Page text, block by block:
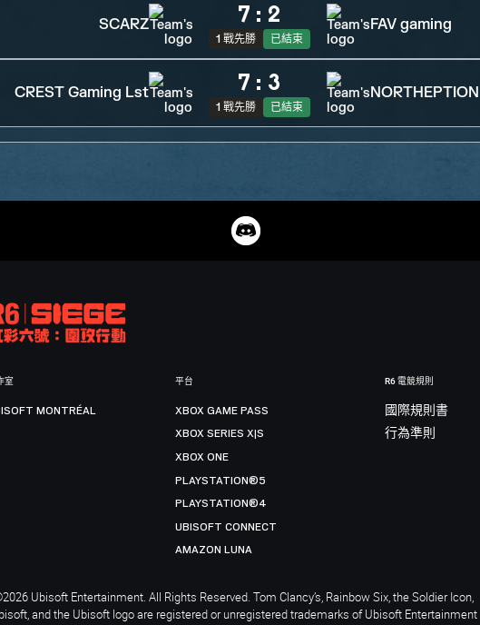
SCARZ 7 : 2
1 戰先勝 已結束
FAV gaming
CREST Gaming Lst 7 : 3
1 戰先勝 已結束
NORTHEPTION
室
MONTRÉAL
平台
XBOX GAME PASS
XBOX SERIES X|S
XBOX ONE
PLAYSTATION®5
PLAYSTATION®4
UBISOFT CONNECT
AMAZON LUNA
R6 電競規則
國際規則書
行為準則
Ubisoft Entertainment. All Rights Reserved. Tom Clancy’s, Rainbow Six, the Soldier Icon,
and the Ubisoft logo are registered or unregistered trademarks of Ubisoft Entertainment